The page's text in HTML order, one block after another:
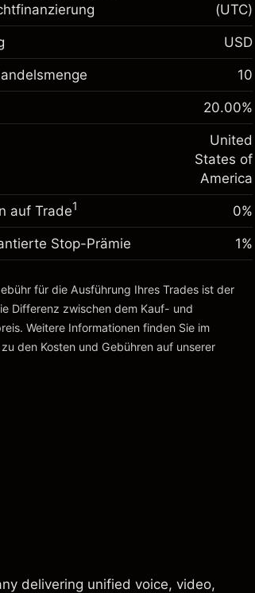
Ihre Investition
der
aus fremdfinanzierten
-
mit Hebelwirkung ~ $5,000.00
$4,000.00
Plattform
Ihre Investition
-
mit Hebelwirkung ~$5,000.00
aus Hebelwirkung ~
Plattform
(UTC)
USD
10
20.00%
United
States of
America
auf Trade1 0%
Stop-Prämie
und Gebühren
1%
für die Ausführung Ihres Trades ist der
Differenz zwischen dem Kauf- und
Weitere Informationen finden Sie im
den Kosten und Gebühren auf unserer
delivering unified voice, video,